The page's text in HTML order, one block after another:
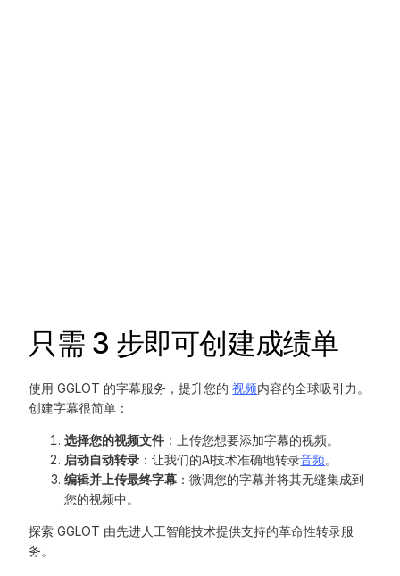
只需 3 步即可创建成绩单
使用 GGLOT 的字幕服务，提升您的视频内容的全球吸引力。
创建字幕很简单：
选择您的视频文件 ：上传您想要添加字幕的视频。
启动自动转录 ：让我们的AI技术准确地转录音频。
编辑并上传最终字幕 ：微调您的字幕并将其无缝集成到
您的视频中。
探索 GGLOT 由先进人工智能技术提供支持的革命性转录服
务。